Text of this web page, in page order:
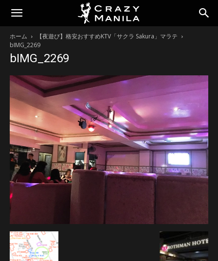
ホーム
【夜遊び】格安おすすめKTV「サクラ Sakura」マラテ
bIMG_2269
bIMG_2269